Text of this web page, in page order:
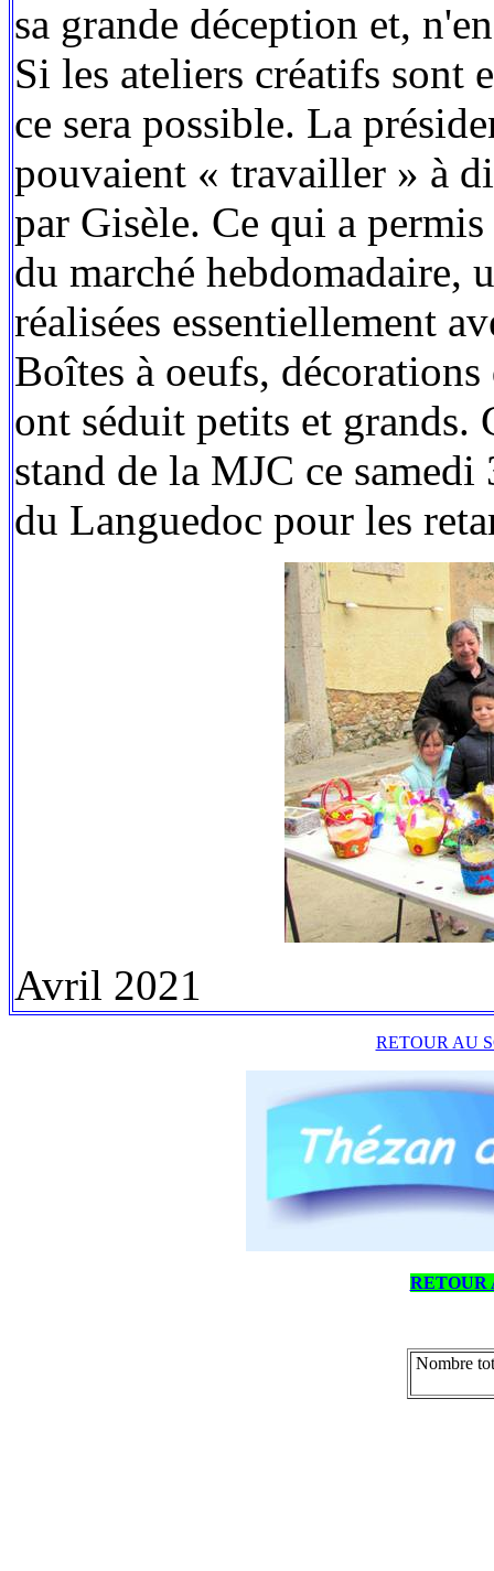
sa grande déception et,
Si les ateliers créatifs sont
ce sera possible. La
pouvaient « travailler » à
par Gisèle. Ce qui a
du marché hebdomadaire,
réalisées essentiellement
Boîtes à oeufs,
ont séduit petits et grands.
stand de la MJC ce
du Languedoc pour les
Avril 2021
RETOUR AU
RETOUR
Nombre